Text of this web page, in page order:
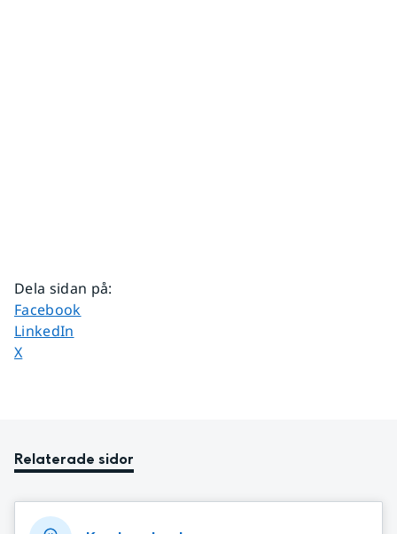
Dela sidan på:
Dela sidan på
Facebook
Dela sidan på
LinkedIn
Dela sidan på
X
Relaterade sidor